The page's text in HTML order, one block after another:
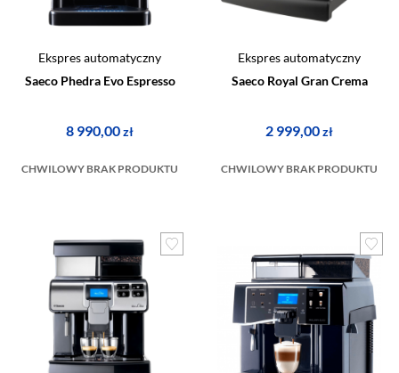
Ekspres automatyczny
Saeco Phedra Evo Espresso
8 990,00zł
CHWILOWY BRAK PRODUKTU
Ekspres automatyczny
Saeco Royal Gran Crema
2 999,00zł
CHWILOWY BRAK PRODUKTU